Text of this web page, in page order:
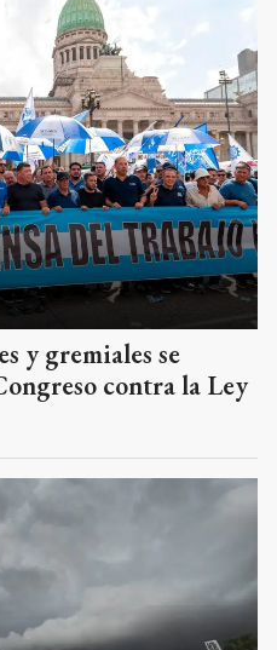
y gremiales se
contra la Ley